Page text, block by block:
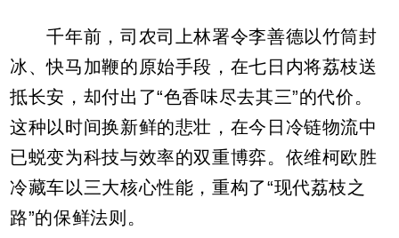
千年前，司农司上林署令李善德以竹筒封
冰、快马加鞭的原始手段，在七日内将荔枝送
抵长安，却付出了“色香味尽去其三”的代价。
这种以时间换新鲜的悲壮，在今日冷链物流中
已蜕变为科技与效率的双重博弈。依维柯欧胜
冷藏车以三大核心性能，重构了“现代荔枝之
路”的保鲜法则。